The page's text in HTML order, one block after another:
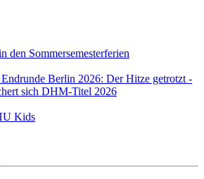
den Sommersemesterferien
Berlin 2026: Der Hitze getrotzt -
sich DHM-Titel 2026
Kids